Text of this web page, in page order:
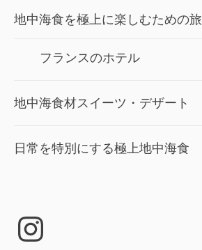
地中海食を極上に楽しむための旅
フランスのホテル
地中海食材スイーツ・デザート
日常を特別にする極上地中海食
Instagram